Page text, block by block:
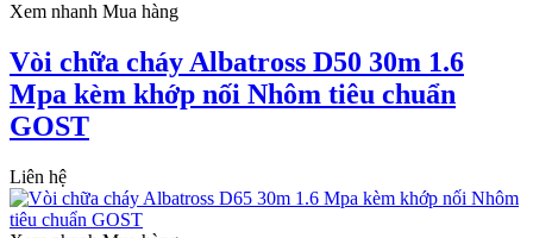
Xem nhanh Mua hàng
Vòi chữa cháy Albatross D50 30m 1.6
Mpa kèm khớp nối Nhôm tiêu chuẩn
GOST
Liên hệ